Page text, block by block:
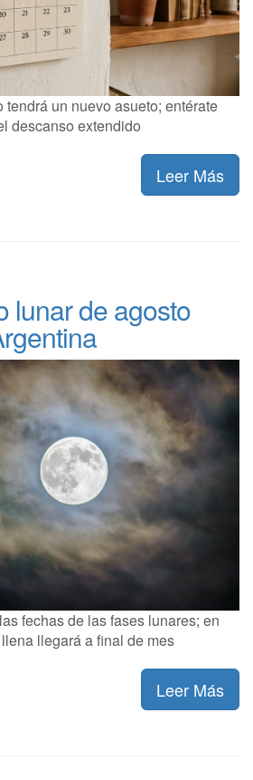
tendrá un nuevo asueto; entérate
descanso extendido
Leer Más
lunar de agosto
fechas de las fases lunares; en
llegará a final de mes
Leer Más